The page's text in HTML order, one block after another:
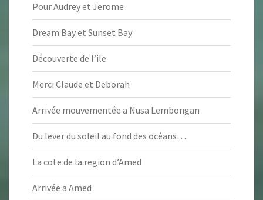
Pour Audrey et Jerome
Dream Bay et Sunset Bay
Découverte de l’ile
Merci Claude et Deborah
Arrivée mouvementée a Nusa Lembongan
Du lever du soleil au fond des océans…
La cote de la region d’Amed
Arrivée a Amed